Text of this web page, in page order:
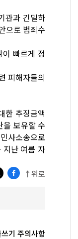
관과 긴밀하
으로 범죄수
빠르게 정
피해자들의
한 추징금액
보유할 수
사소송으로
지난 여름 자
↑위로
기 주의사항